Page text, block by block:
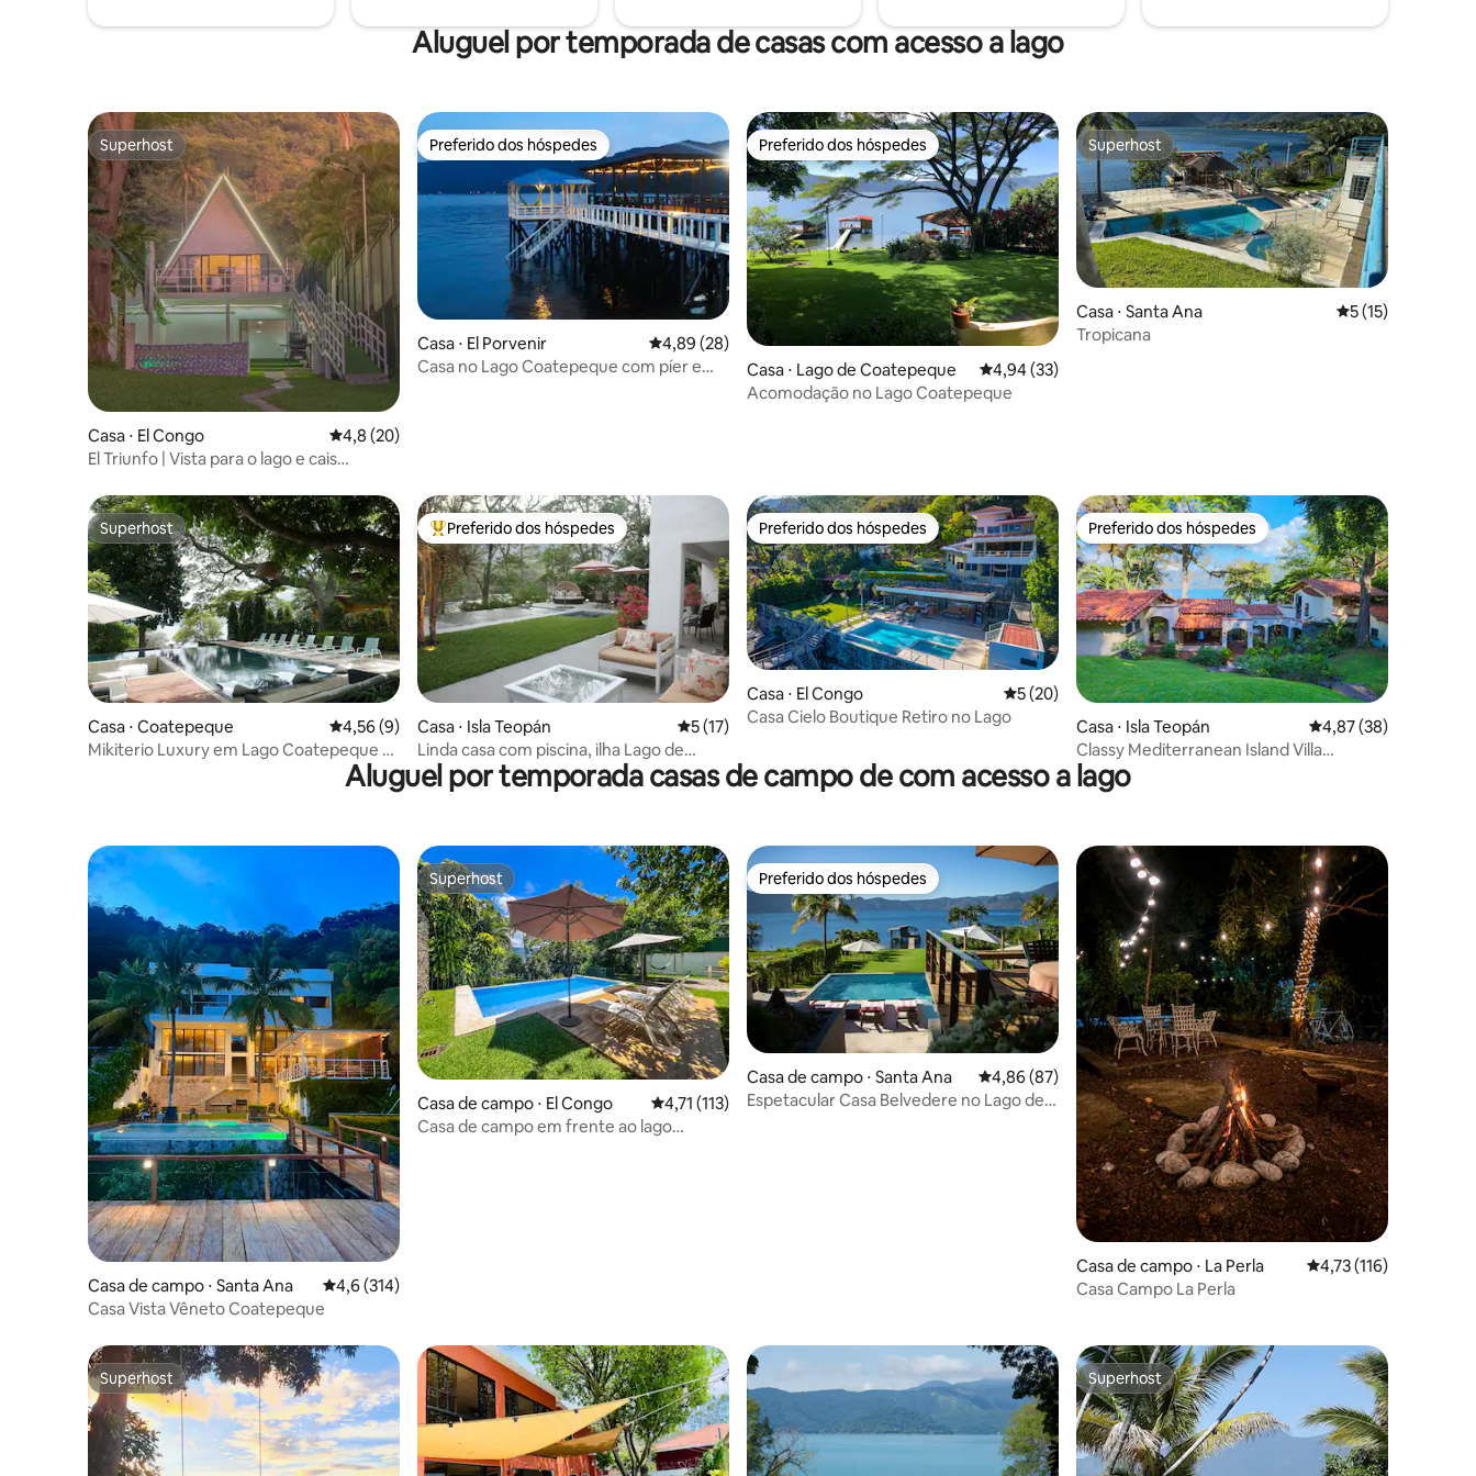
Aluguel por temporada de casas com acesso a lago
Superhost
Superhost
Casa ⋅ El Congo 4,8 de uma avaliação média de 5, 20 avaliações
4,8 (20)
El Triunfo | Vista para o lago e cais
Preferido dos hóspedes
Preferido dos hóspedes
Casa ⋅ El Porvenir 4,89 de uma avaliação média de 5, 28 avaliações
4,89 (28)
Casa no Lago Coatepeque com píer e
Preferido dos hóspedes
Preferido dos hóspedes
Casa ⋅ Lago de Coatepeque 4,94 de uma avaliação média de 5, 33 avaliações
4,94 (33)
Acomodação no Lago Coatepeque
Superhost
Superhost
Casa ⋅ Santa Ana 5 de uma
5 (15)
Tropicana
Superhost
Superhost
Casa ⋅ Coatepeque 4,56 de uma avaliação média de 5, 9 avaliações
4,56 (9)
Mikiterio Luxury em Lago Coatepeque +
Entre os melhores preferidos dos hóspedes
Preferido dos hóspedes
Casa ⋅ Isla Teopán 5 de uma avaliação média de 5, 17 avaliações
5 (17)
Linda casa com piscina, ilha Lago de
Coatepeque
Preferido dos hóspedes
Preferido dos hóspedes
Casa ⋅ El Congo 5 de uma avaliação média de 5, 20 avaliações
5 (20)
Casa Cielo Boutique Retiro no Lago
Preferido dos hóspedes
Preferido dos hóspedes
Casa ⋅ Isla Teopán 4,87 de uma
4,87 (38)
Classy Mediterranean Island Villa
@Coatepeque Lake
Aluguel por temporada casas de campo de com acesso a lago
Casa de campo ⋅ Santa Ana 4,6 de uma avaliação média de 5, 314 avaliações
4,6 (314)
Casa Vista Vêneto Coatepeque
Superhost
Superhost
Casa de campo ⋅ El Congo 4,71 de uma avaliação média de 5, 113 avaliações
4,71 (113)
Casa de campo em frente ao lago
Preferido dos hóspedes
Preferido dos hóspedes
Casa de campo ⋅ Santa Ana 4,86 de uma avaliação média de 5, 87 avaliações
4,86 (87)
Espetacular Casa Belvedere no Lago de
Casa de campo ⋅ La Perla 4,73 de uma avaliação
4,73 (116)
Casa Campo La Perla
Superhost
Superhost Superhost
Superhost